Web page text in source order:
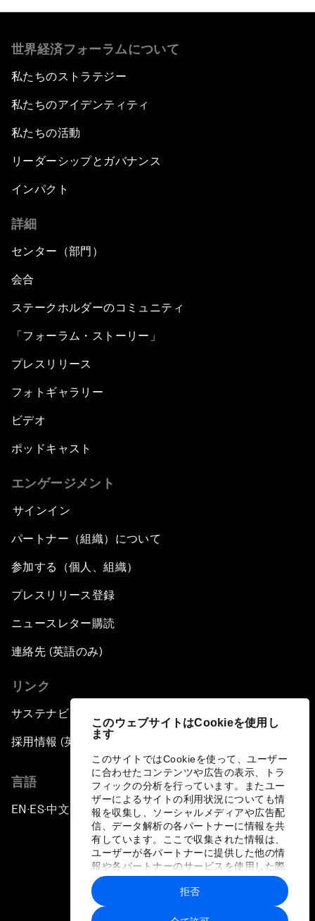
このウェブサイトはCookieを使用し
ます
このサイトではCookieを使って、ユーザー
に合わせたコンテンツや広告の表示、トラ
フィックの分析を行っています。またユー
ザーによるサイトの利用状況についても情
報を収集し、ソーシャルメディアや広告配
信、データ解析の各パートナーに情報を共
有しています。ここで収集された情報は、
ユーザーが各パートナーに提供した他の情
報や各パートナーのサービスを使用した際
に収集された情報と組み合わされ、各パー
トナーによって使用されることがありま
す。
拒否
世界経済フォーラムについて
私たちのストラテジー
私たちのアイデンティティ
私たちの活動
リーダーシップとガバナンス
インパクト
詳細
センター（部門）
会合
ステークホルダーのコミュニティ
「フォーラム・ストーリー」
プレスリリース
フォトギャラリー
ビデオ
ポッドキャスト
エンゲージメント
サインイン
パートナー（組織）について
参加する（個人、組織）
プレスリリース登録
ニュースレター購読
連絡先 (英語のみ)
リンク
サステナビリティへの取り組み
採用情報 (英語のみ)
言語
EN ▪ES▪中文▪ 日本語
プライバシーポリシーと利用規約